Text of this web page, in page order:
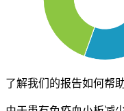
了解我们的报告如何帮